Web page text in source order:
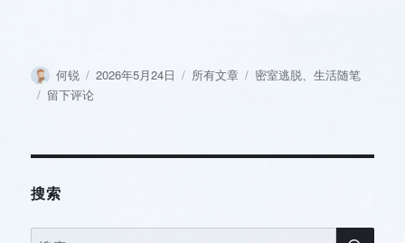
作
者
何锐
发
2026年5月24日
分
所有文章
标
密室逃脱、生活随笔
于
间、
灵
消
留下评论
搜索
搜